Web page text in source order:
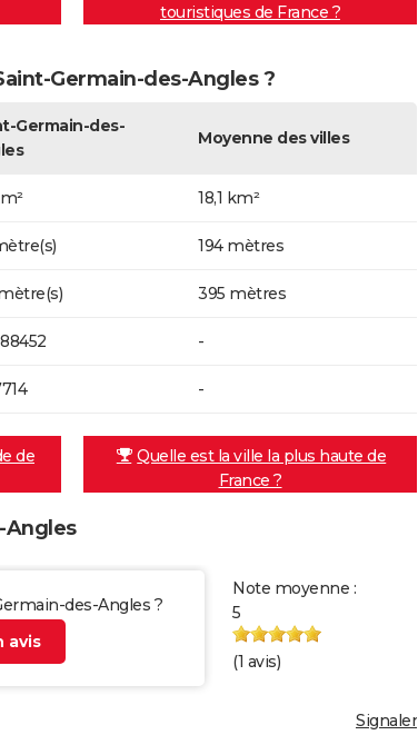
touristiques de France ?
Germain-des-Angles ?
Germain-des-
Moyenne des villes
18,1 km²
194 mètres
395 mètres
-
-
de
Quelle est la ville la plus haute de
France ?
Angles
des-Angles ?
avis
Note moyenne :
5
(1 avis)
Signaler